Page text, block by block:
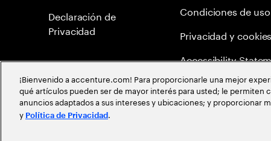
Declaración de
Privacidad
Condiciones de uso
Privacidad y cookies
Accessibility
Mapa del Sitio
Política de
¡Bienvenido a accenture.com! Para proporcionarle una mejor
qué artículos pueden ser de mayor interés para usted; le
anuncios adaptados a sus intereses y ubicaciones; y
y Política de Privacidad .